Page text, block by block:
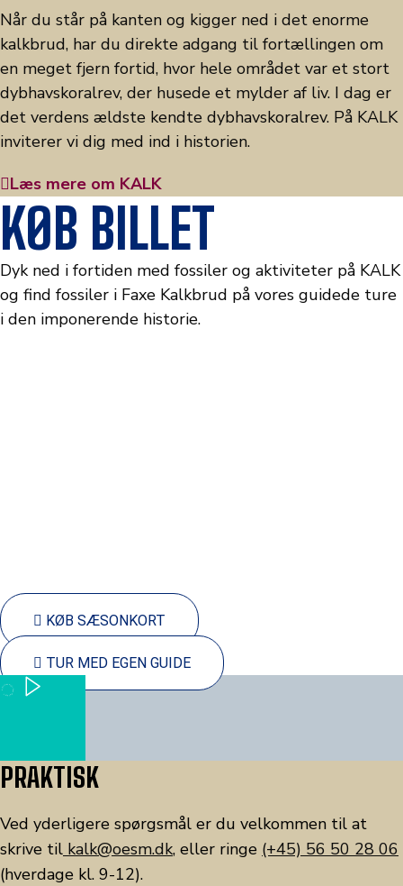
Når du står på kanten og kigger ned i det enorme
kalkbrud, har du direkte adgang til fortællingen om
en meget fjern fortid, hvor hele området var et stort
dybhavskoralrev, der husede et mylder af liv. I dag er
det verdens ældste kendte dybhavskoralrev. På KALK
inviterer vi dig med ind i historien.
Læs mere om KALK
KØB BILLET
Dyk ned i fortiden med fossiler og aktiviteter på KALK
og find fossiler i Faxe Kalkbrud på vores guidede ture
i den imponerende historie.
KØB SÆSONKORT
TUR MED EGEN GUIDE
PLAY
PLAY PLAY
PLAY PLAY PLAY
PRAKTISK
Ved yderligere spørgsmål er du velkommen til at
skrive til kalk@oesm.dk, eller ringe (+45) 56 50 28 06
(hverdage kl. 9-12).